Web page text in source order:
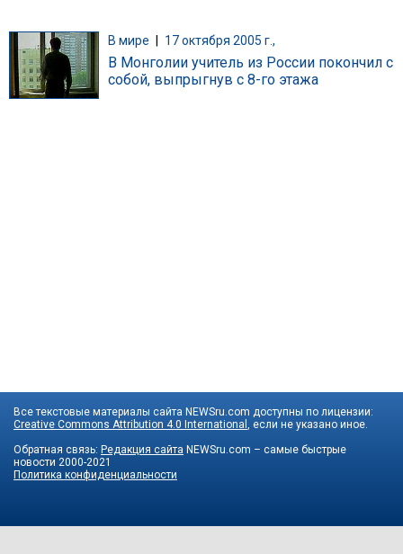
В мире 17 октября 2005 г.,
В Монголии учитель из России покончил с
собой, выпрыгнув с 8-го этажа
Все текстовые материалы сайта NEWSru.com доступны по лицензии:
Creative Commons Attribution 4.0 International
, если не указано иное.
Обратная связь: Редакция сайта NEWSru.com – самые быстрые
новости 2000-2021
Политика конфиденциальности